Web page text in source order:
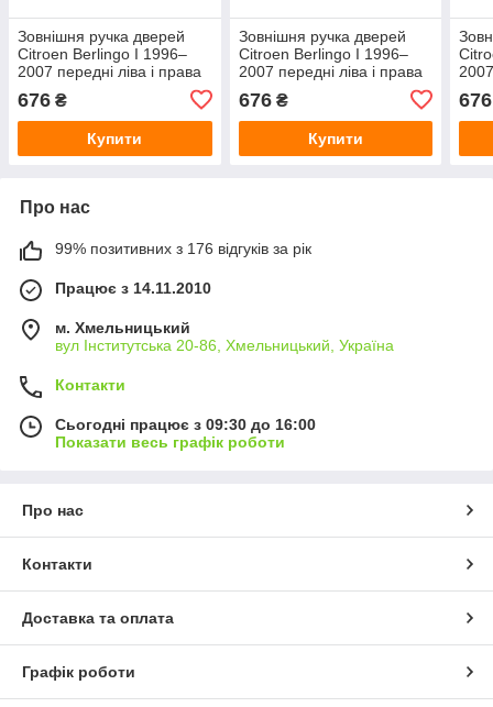
Зовнішня ручка дверей
Citroen Berlingo I 1996–
2007 передні ліва і права
676 ₴
Купити
Зовнішня ручка дверей
Citroen Berlingo I 1996–
2007 передні ліва і права
676₴
Купити
або
676
Про нас
99% позитивних з 176 відгуків за рік
Працює з 14.11.2010
м. Хмельницький
вул Інститутська 20-86, Хмельницький, Україна
Контакти
Сьогодні працює з 09:30 до 16:00
Показати весь графік роботи
Про нас
Контакти
Доставка та оплата
Графік роботи